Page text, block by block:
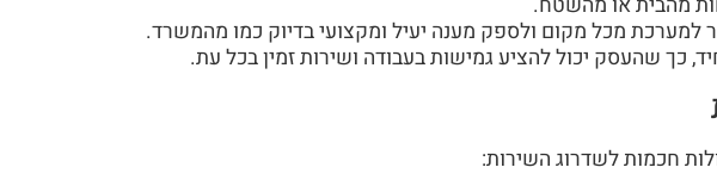
מכל מקום ולספק מענה יעיל ומקצועי בדיוק כמו מהמשרד.
כך שהעסק יכול להציע גמישות בעבודה ושירות זמין בכל עת.